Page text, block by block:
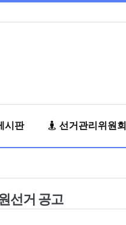
시판 선거관리위원회
선거 공고